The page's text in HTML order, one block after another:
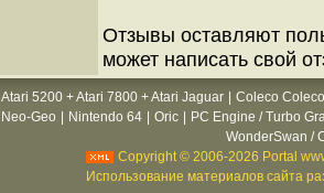
Отзывы оставляют
может написать свой
Atari 5200 + Atari 7800 + Atari Jaguar
Coleco
Neo-Geo Nintendo 64 Oric
PC Engine / Turbo
WonderSwan /
Copyright © 2006-2026 Portal
Использование материалов сайта